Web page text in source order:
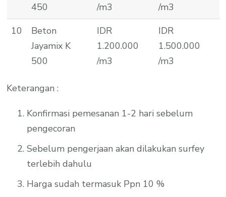
450
/m3
/m3
10
Beton
Jayamix K
500
IDR
1.200.000
/m3
IDR
1.500.000
/m3
Keterangan :
Konfirmasi pemesanan 1-2 hari sebelum
pengecoran
Sebelum pengerjaan akan dilakukan surfey
terlebih dahulu
Harga sudah termasuk Ppn 10 %